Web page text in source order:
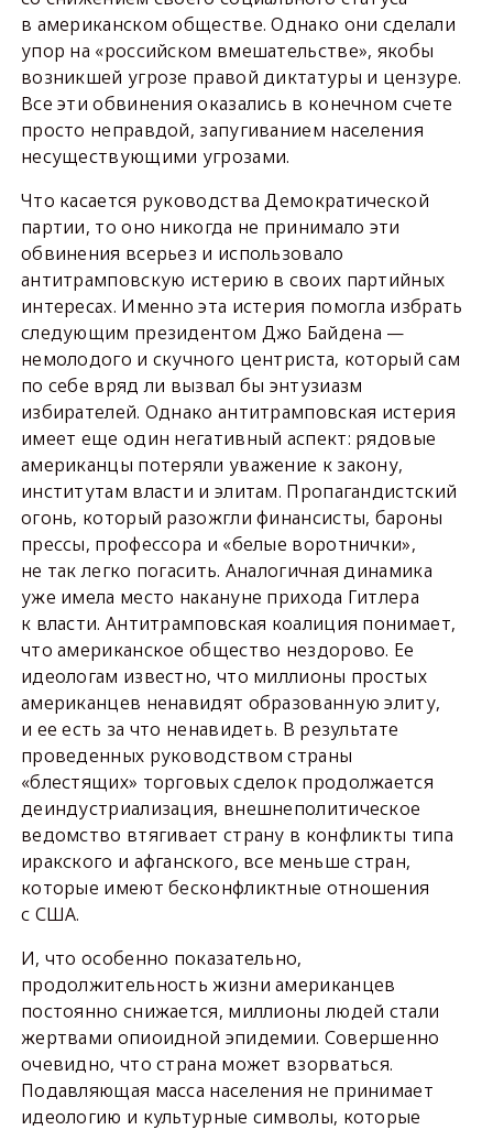
в американском обществе. Однако они сделали
упор на «российском вмешательстве», якобы
возникшей угрозе правой диктатуры и цензуре.
Все эти обвинения оказались в конечном счете
просто неправдой, запугиванием населения
несуществующими угрозами.
Что касается руководства Демократической
партии, то оно никогда не принимало эти
обвинения всерьез и использовало
антитрамповскую истерию в своих партийных
интересах. Именно эта истерия помогла избрать
следующим президентом Джо Байдена —
немолодого и скучного центриста, который сам
по себе вряд ли вызвал бы энтузиазм
избирателей. Однако антитрамповская истерия
имеет еще один негативный аспект: рядовые
американцы потеряли уважение к закону,
институтам власти и элитам. Пропагандистский
огонь, который разожгли финансисты, бароны
прессы, профессора и «белые воротнички»,
не так легко погасить. Аналогичная динамика
уже имела место накануне прихода Гитлера
к власти. Антитрамповская коалиция понимает,
что американское общество нездорово. Ее
идеологам известно, что миллионы простых
американцев ненавидят образованную элиту,
и ее есть за что ненавидеть. В результате
проведенных руководством страны
«блестящих» торговых сделок продолжается
деиндустриализация, внешнеполитическое
ведомство втягивает страну в конфликты типа
иракского и афганского, все меньше стран,
которые имеют бесконфликтные отношения
с США.
И, что особенно показательно,
продолжительность жизни американцев
постоянно снижается, миллионы людей стали
жертвами опиоидной эпидемии. Совершенно
очевидно, что страна может взорваться.
Подавляющая масса населения не принимает
идеологию и культурные символы, которые